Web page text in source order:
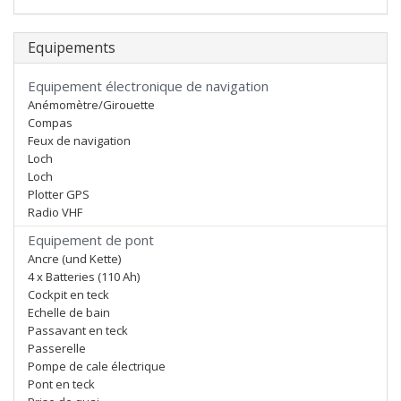
Equipements
Equipement électronique de navigation
Anémomètre/Girouette
Compas
Feux de navigation
Loch
Loch
Plotter GPS
Radio VHF
Equipement de pont
Ancre (und Kette)
4 x Batteries (110 Ah)
Cockpit en teck
Echelle de bain
Passavant en teck
Passerelle
Pompe de cale électrique
Pont en teck